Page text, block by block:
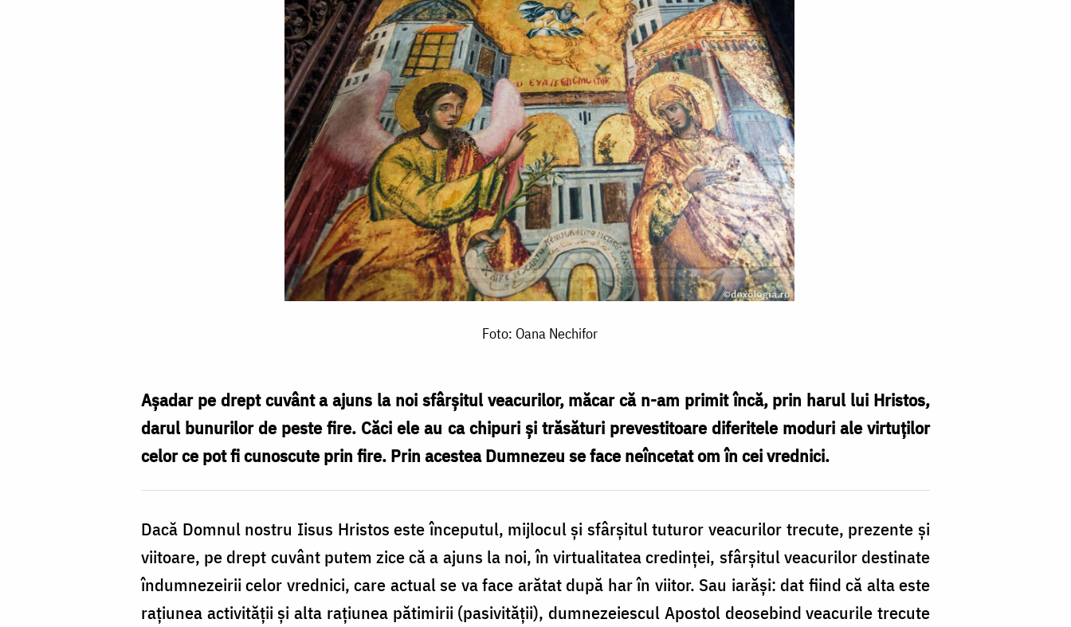
Foto: Oana Nechifor
Aşadar pe drept cuvânt a ajuns la noi sfârşitul veacurilor, măcar că n-am primit încă, prin harul lui Hristos,
darul bunurilor de peste fire. Căci ele au ca chipuri şi trăsături prevestitoare diferitele moduri ale virtuţilor
celor ce pot fi cunoscute prin fire. Prin acestea Dumnezeu se face neîncetat om în cei vrednici.
Dacă Domnul nostru Iisus Hristos este începutul, mijlocul şi sfârşitul tuturor veacurilor trecute, prezente şi
viitoare, pe drept cuvânt putem zice că a ajuns la noi, în virtualitatea credinţei, sfârşitul veacurilor destinate
îndumnezeirii celor vrednici, care actual se va face arătat după har în viitor. Sau iarăşi: dat fiind că alta este
raţiunea activităţii şi alta raţiunea pătimirii (pasivităţii), dumnezeiescul Apostol deosebind veacurile trecute